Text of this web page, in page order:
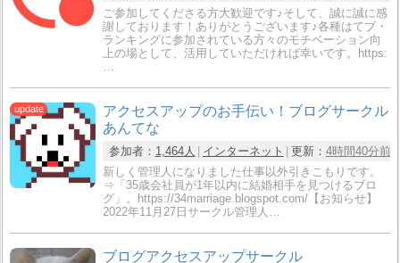
ご参加してくださる方大歓迎です♪そして、誠に誠に感
謝しております！ありがとうございます♪各種はてブ・
ランキングに参加されている方々のモチベーション向
上の場として、活用していただければ幸いです。https:
アクセスアップのお手伝い！ブログサークル
あんてな
参加者： 1,464人 インターネット 更新： 4時間40分前
新しく管理人になりました仕事以外引きこもりです。
⇒「35歳会社員が1年以内に結婚相手を見つけるブロ
グ」。https://34marriage.blogspot.com/【お知らせ】
2022年11月27日サークル管理人…
ブログアクセスアップサークル